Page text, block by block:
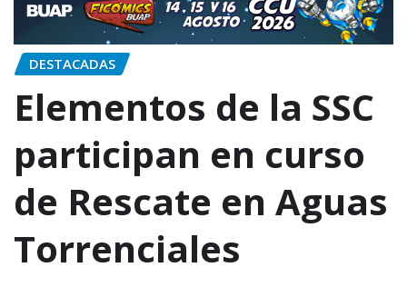
DESTACADAS
Elementos de la SSC
participan en curso
de Rescate en Aguas
Torrenciales